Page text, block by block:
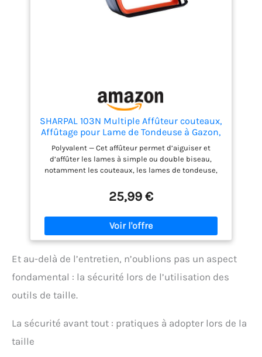
confortable et un contrôle précis lors de l'affûtage.
【Usage Polyvalent】: Adapté aux sécateurs,
SHARPAL 103N Multiple Affûteur couteaux,
Affûtage pour Lame de Tondeuse à Gazon,
Hache, Machette, Cisaille, Sécateur
|Affûteur pour Outil de Jardin|
Polyvalent — Cet affûteur permet d’aiguiser et
d’affûter les lames à simple ou double biseau,
notamment les couteaux, les lames de tondeuse,
les haches, les machettes, les hachettes, les
ciseaux et les outils tranchants. 5 Pièces D’affûtage
Intégrées — Comprend 3 fentes avec angles
prédéfinis optimaux, une barre en carbure de
tungstène et une barre en céramique. Permet un
Angles Prédéfinis Pour Différentes Lames — Les
le biseau de chaque lame. Obtient des résultats
d’affûtage constants sans réglage manuel.
d’utilisation. Conçu pour une longue durée de vie
25,99 €
Et au-delà de l’entretien, n’oublions pas un aspect
fondamental : la sécurité lors de l’utilisation des
outils de taille.
La sécurité avant tout : pratiques à adopter lors de la
taille